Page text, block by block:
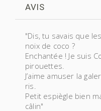
AVIS
"Dis, tu savais que
noix de coco ?
Enchantée ! Je suis
pirouettes.
J’aime amuser la
ris.
Petit espiègle bien
câlin"